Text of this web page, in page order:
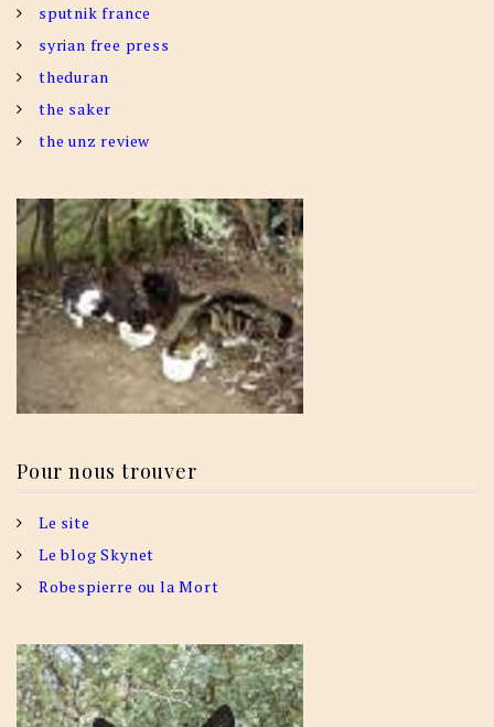
sputnik france
syrian free press
theduran
the saker
the unz review
Pour nous trouver
Le site
Le blog Skynet
Robespierre ou la Mort